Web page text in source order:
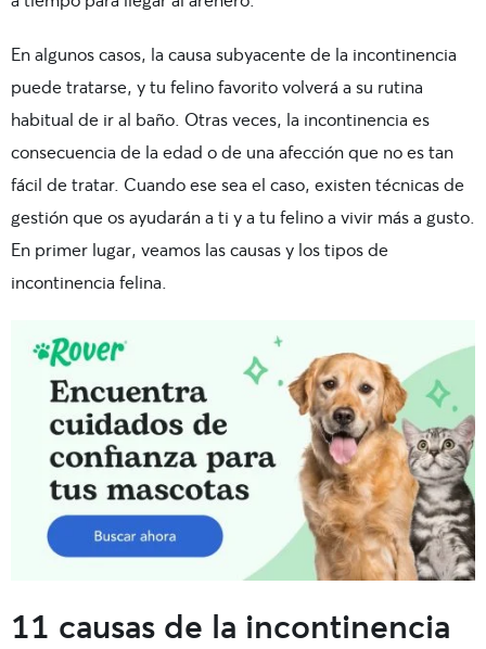
En algunos casos, la causa subyacente de la incontinencia
puede tratarse, y tu felino favorito volverá a su rutina
habitual de ir al baño. Otras veces, la incontinencia es
consecuencia de la edad o de una afección que no es tan
fácil de tratar. Cuando ese sea el caso, existen técnicas de
gestión que os ayudarán a ti y a tu felino a vivir más a gusto.
En primer lugar, veamos las causas y los tipos de
incontinencia felina.
11 causas de la incontinencia